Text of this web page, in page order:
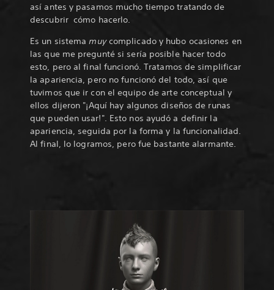
así antes y pasamos mucho tiempo tratando de
descubrir cómo hacerlo.
Es un sistemamuycomplicado y hubo ocasiones en
las que me pregunté si sería posible hacer todo
esto, pero al final funcionó. Tratamos de simplificar
la apariencia, pero no funcionó del todo, así que
tuvimos que ir con el equipo de arte conceptual y
ellos dijeron "¡Aquí hay algunos diseños de runas
que pueden usar!". Esto nos ayudó a definir la
apariencia, seguida por la forma y la funcionalidad.
Al final, lo logramos, pero fue bastante alarmante.